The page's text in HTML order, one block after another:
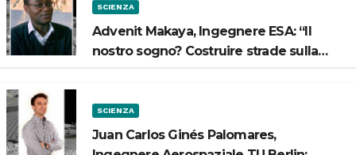
SCIENZA
Advenit Makaya, Ingegnere ESA: “Il
nostro sogno? Costruire strade sulla
SCIENZA
Juan Carlos Ginés Palomares,